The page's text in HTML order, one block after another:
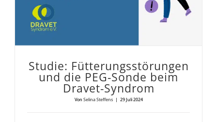
Stu­die: Füt­te­rungs­stö­run­gen
und die PEG-Son­de beim
Dra­vet-Syn­drom
Von Selina Steffens | 29 Juli 2024